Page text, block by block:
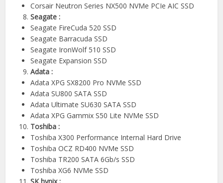
Corsair Neutron Series NX500 NVMe PCIe AIC SSD
Seagate :
Seagate FireCuda 520 SSD
Seagate Barracuda SSD
Seagate IronWolf 510 SSD
Seagate Expansion SSD
Adata :
Adata XPG SX8200 Pro NVMe SSD
Adata SU800 SATA SSD
Adata Ultimate SU630 SATA SSD
Adata XPG Gammix S50 Lite NVMe SSD
Toshiba :
Toshiba X300 Performance Internal Hard Drive
Toshiba OCZ RD400 NVMe SSD
Toshiba TR200 SATA 6Gb/s SSD
Toshiba XG6 NVMe SSD